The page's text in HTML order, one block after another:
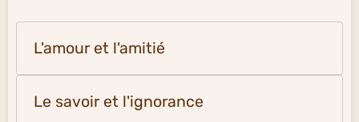
L'amour et l'amitié
Le savoir et l'ignorance